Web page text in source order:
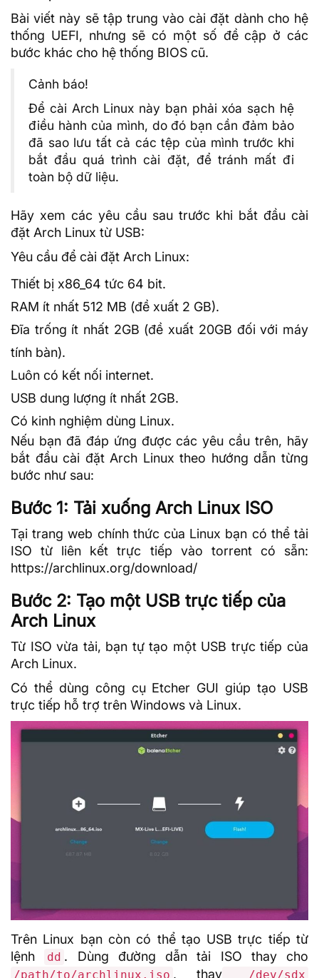
Bài viết này sẽ tập trung vào cài đặt dành cho hệ
thống UEFI, nhưng sẽ có một số đề cập ở các
bước khác cho hệ thống BIOS cũ.
Cảnh báo!
Để cài Arch Linux này bạn phải xóa sạch hệ
điều hành của mình, do đó bạn cần đảm bảo
đã sao lưu tất cả các tệp của mình trước khi
bắt đầu quá trình cài đặt, để tránh mất đi
toàn bộ dữ liệu.
Hãy xem các yêu cầu sau trước khi bắt đầu cài
đặt Arch Linux từ USB:
Yêu cầu để cài đặt Arch Linux:
Thiết bị x86_64 tức 64 bit.
RAM ít nhất 512 MB (đề xuất 2 GB).
Đĩa trống ít nhất 2GB (đề xuất 20GB đối với máy
tính bàn).
Luôn có kết nối internet.
USB dung lượng ít nhất 2GB.
Có kinh nghiệm dùng Linux.
Nếu bạn đã đáp ứng được các yêu cầu trên, hãy
bắt đầu cài đặt Arch Linux theo hướng dẫn từng
bước như sau:
Bước 1: Tải xuống Arch Linux ISO
Tại trang web chính thức của Linux bạn có thể tải
ISO từ liên kết trực tiếp vào torrentcó sẵn:
https://archlinux.org/download/
Bước 2: Tạo một USB trực tiếp của
Arch Linux
Từ ISO vừa tải, bạn tự tạo một USB trực tiếp của
Arch Linux.
Có thể dùng công cụ Etcher GUI giúp tạo USB
trực tiếp hỗ trợ trên Windows và Linux.
Trên Linux bạn còn có thể tạo USB trực tiếp từ
lệnh
dd . Dùng đường dẫn tải ISO thay cho
/path/to/archlinux.iso , thay /dev/sdx